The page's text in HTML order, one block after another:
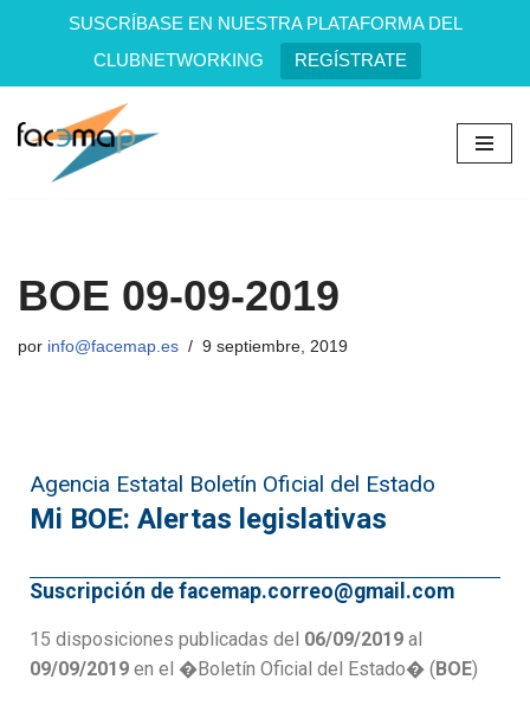
SUSCRÍBASE EN NUESTRA PLATAFORMA DEL
CLUBNETWORKING
REGÍSTRATE
Saltar
BOE 09-09-2019
por info@facemap.es 9 septiembre, 2019
Agencia Estatal Boletín Oficial del Estado
Mi BOE: Alertas legislativas
Suscripción de facemap.correo@gmail.com
15 disposiciones publicadas del 06/09/2019 al
09/09/2019 en el �Boletín Oficial del Estado� ( BOE)